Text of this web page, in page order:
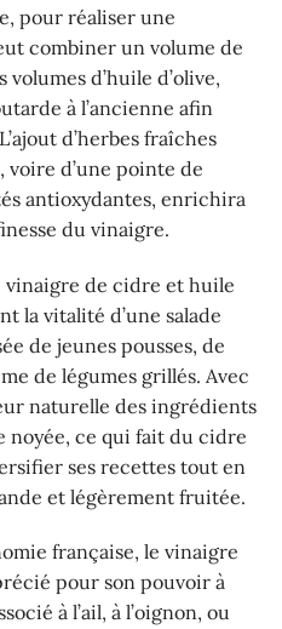
pour réaliser une
combiner un volume de
d’huile d’olive,
à l’ancienne afin
d’herbes fraîches
voire d’une pointe de
antioxydantes, enrichira
du vinaigre.
de cidre et huile
la vitalité d’une salade
de jeunes pousses, de
de légumes grillés. Avec
naturelle des ingrédients
noyée, ce qui fait du cidre
ses recettes tout en
et légèrement fruitée.
française, le vinaigre
pour son pouvoir à
à l’ail, à l’oignon, ou